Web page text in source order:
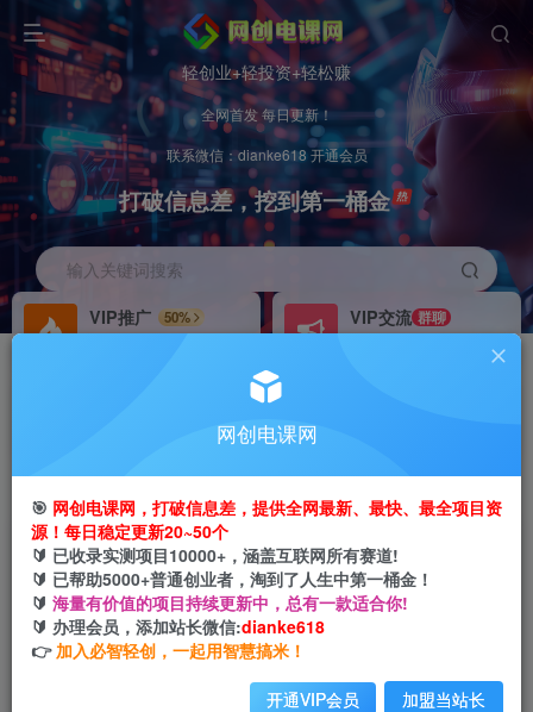
轻创业+轻投资+轻松赚
全网首发 每日更新！
联系微信：dianke618 开通会员
打破信息差，挖到第一桶金
输入关键词搜索
VIP推广
50%
VIP交流 群聊
研究探讨更多创业项目路子。
搭建同款网站，自己当老板
抖音商城搜索持续盈利陪跑成长营，抖音商城搜索
从0-1、从1到10的全面解决方案
网创电课网
2年前发布
760 37
网创电课网
🎯 网创电课网，打破信息差，提供全网最新、最快、最全项目资
源！每日稳定更新20~50个
🔰 已收录实测项目10000+，涵盖互联网所有赛道!
🔰 已帮助5000+普通创业者，淘到了人生中第一桶金！
🔰 海量有价值的项目持续更新中，总有一款适合你!
🔰 办理会员，添加站长微信:dianke618
👉 加入必智轻创，一起用智慧搞米！
开通VIP会员 加盟当站长